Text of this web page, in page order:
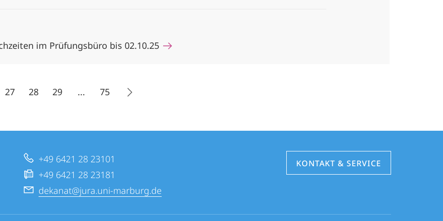
im Prüfungsbüro bis 02.10.25
27 28 29 ... 75
+49 6421 28 23101
+49 6421 28 23181
dekanat@jura.uni-marburg.de
KONTAKT & SERVICE